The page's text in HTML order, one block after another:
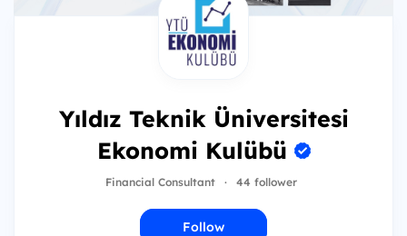
Yıldız Teknik Üniversitesi
Ekonomi Kulübü
Financial Consultant · 44 follower
Follow